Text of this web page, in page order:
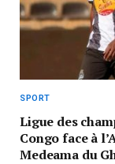
SPORT
Ligue des
Congo face à
Medeama du